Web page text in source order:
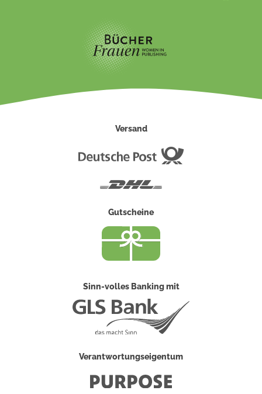
Versand
Gutscheine
Sinn-volles Banking mit
Verantwortungseigentum